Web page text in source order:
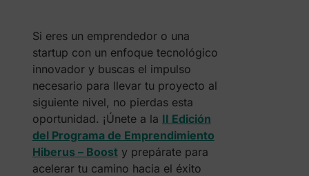
Si eres un emprendedor o una
startup con un enfoque tecnológico
innovador y buscas el impulso
necesario para llevar tu proyecto al
siguiente nivel, no pierdas esta
oportunidad. ¡Únete a la II Edición
del Programa de Emprendimiento
Hiberus – Boosty prepárate para
acelerar tu camino hacia el éxito